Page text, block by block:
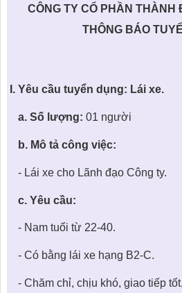
THÀNH ĐÔNG VỚI XÃ HÔI
BẮC
THƯ VIỆN PHÁP LUẬT
TIN TỨC CÔNG TY
LIÊN HỆ
CÔNG TY CỔ PHẦN THÀNH
THÔNG BÁO
I. Yêu cầu tuyển dụng: Lái xe.
a. Số lượng: 01 người
b. Mô tả công việc:
- Lái xe cho Lãnh đạo Công ty.
c. Yêu cầu:
- Nam tuổi từ 22-40.
- Có bằng lái xe hạng B2-C.
- Chăm chỉ, chịu khó, giao tiếp